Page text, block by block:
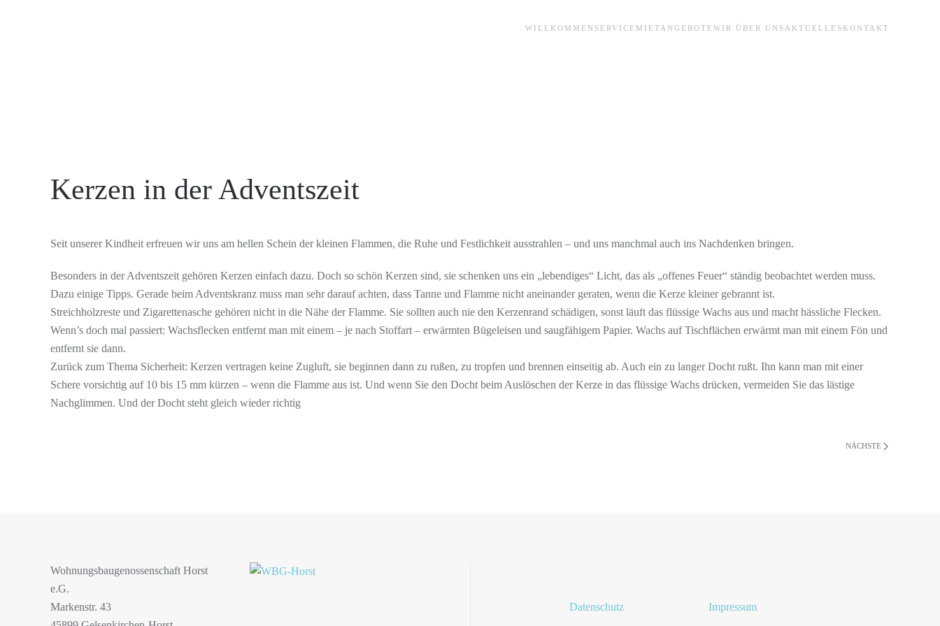
WILLKOMMEN SERVICE MIETANGEBOTE WIR ÜBER UNS AKTUELLES KONTAKT
Kerzen in der Adventszeit
Seit unserer Kindheit erfreuen wir uns am hellen Schein der kleinen Flammen, die Ruhe und Festlichkeit ausstrahlen – und uns manchmal auch ins Nachdenken bringen.
Besonders in der Adventszeit gehören Kerzen einfach dazu. Doch so schön Kerzen sind, sie schenken uns ein „lebendiges“ Licht, das als „offenes Feuer“ ständig beobachtet werden muss.
Dazu einige Tipps. Gerade beim Adventskranz muss man sehr darauf achten, dass Tanne und Flamme nicht aneinander geraten, wenn die Kerze kleiner gebrannt ist.
Streichholzreste und Zigarettenasche gehören nicht in die Nähe der Flamme. Sie sollten auch nie den Kerzenrand schädigen, sonst läuft das flüssige Wachs aus und macht hässliche Flecken.
Wenn’s doch mal passiert: Wachsflecken entfernt man mit einem – je nach Stoffart – erwärmten Bügeleisen und saugfähigem Papier. Wachs auf Tischflächen erwärmt man mit einem Fön und
entfernt sie dann.
Zurück zum Thema Sicherheit: Kerzen vertragen keine Zugluft, sie beginnen dann zu rußen, zu tropfen und brennen einseitig ab. Auch ein zu langer Docht rußt. Ihn kann man mit einer
Schere vorsichtig auf 10 bis 15 mm kürzen – wenn die Flamme aus ist. Und wenn Sie den Docht beim Auslöschen der Kerze in das flüssige Wachs drücken, vermeiden Sie das lästige
Nachglimmen. Und der Docht steht gleich wieder richtig
NÄCHSTE
Wohnungsbaugenossenschaft Horst
e.G.
Markenstr. 43
Datenschutz Impressum